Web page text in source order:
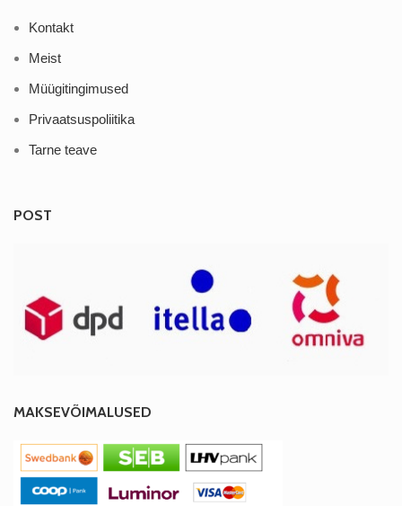
Kontakt
Meist
Müügitingimused
Privaatsuspoliitika
Tarne teave
POST
MAKSEVÕIMALUSED